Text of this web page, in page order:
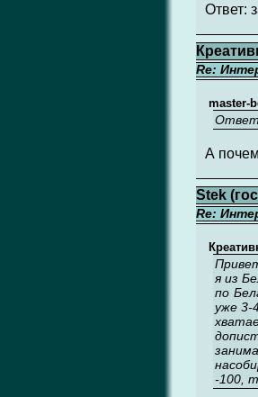
Ответ:
Re:
master-
Ответ:
А
Stek
Re:
я из
по
уже 3-
-100,